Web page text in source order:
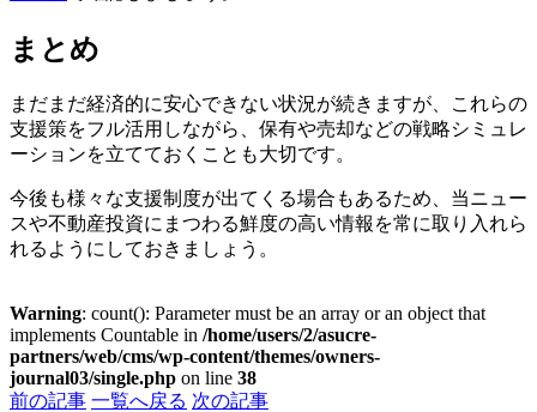
まとめ
まだまだ経済的に安心できない状況が続きますが、これらの
支援策をフル活用しながら、保有や売却などの戦略シミュレ
ーションを立てておくことも大切です。
今後も様々な支援制度が出てくる場合もあるため、当ニュー
スや不動産投資にまつわる鮮度の高い情報を常に取り入れら
れるようにしておきましょう。
Warning: count(): Parameter must be an array or an object that
implements Countable in /home/users/2/asucre-
partners/web/cms/wp-content/themes/owners-
journal03/single.php on line 38
前の記事 一覧へ戻る 次の記事